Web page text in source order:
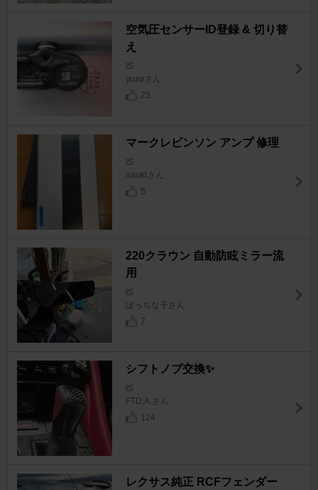
空気圧センサーID登録 & 切り替
え
IS
yuzoさん
23
マークレビンソン アンプ 修理
IS
naoklさん
5
220クラウン 自動防眩ミラー流
用
IS
ぼっちな子さん
7
シフトノブ交換✨️
IS
FTD,A.さん
124
レクサス純正 RCFフェンダー